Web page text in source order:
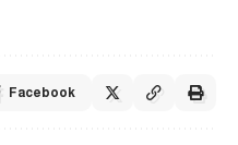
Facebook